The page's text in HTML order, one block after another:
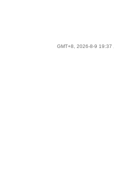
GMT+8, 2026-8-9 19:37